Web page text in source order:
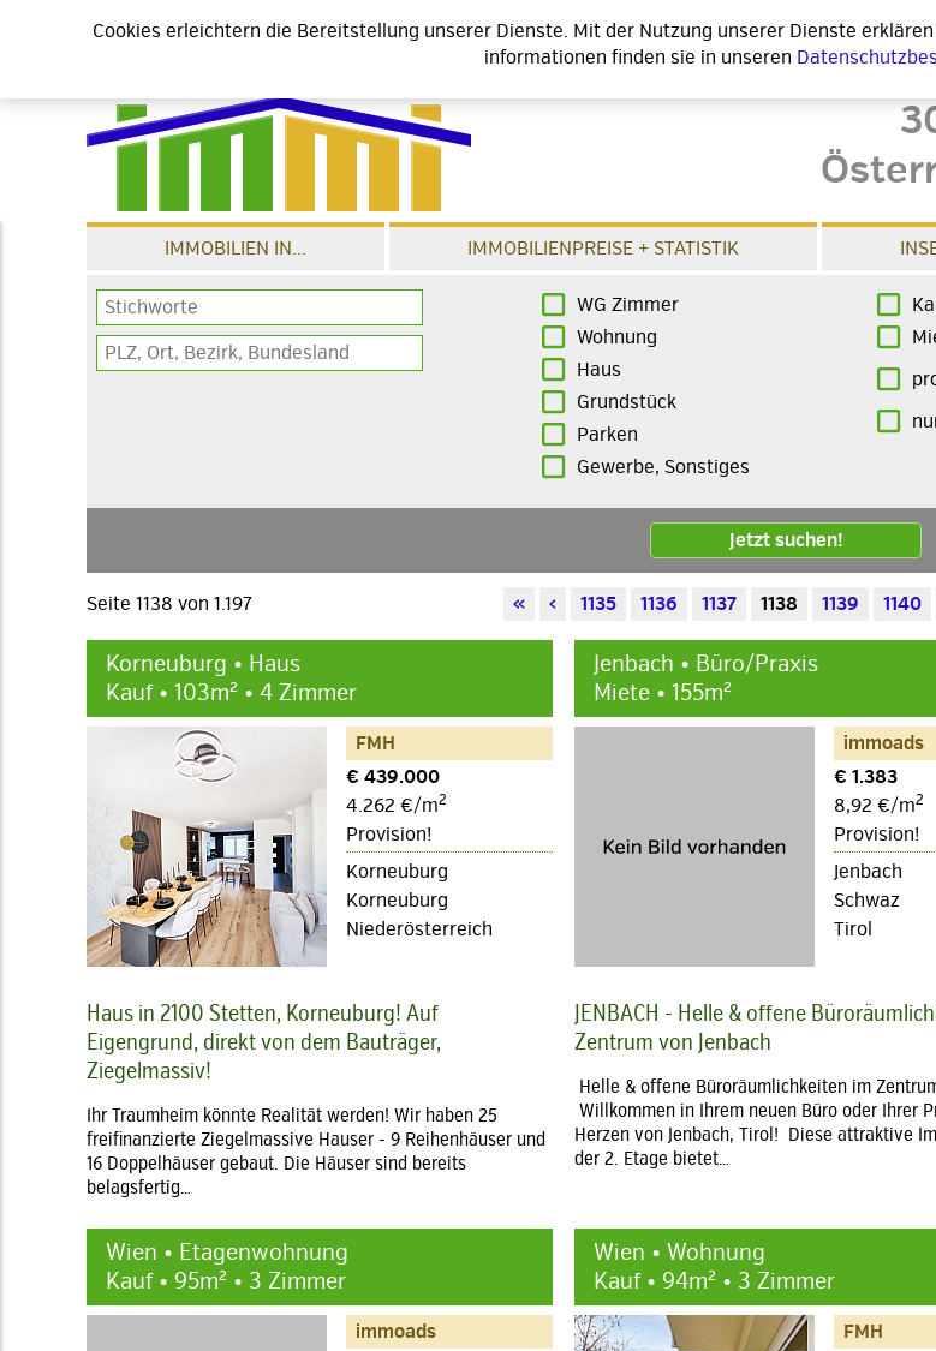
IMMOBILIEN IN... IMMOBILIENPREISE + STATISTIK
WG Zimmer
Wohnung
Haus
Grundstück
Parken
Gewerbe, Sonstiges
Jetzt suchen!
Seite 1138 von 1.197 « ‹ 1135 1136 1137 1138 1139 1140
Korneuburg • Haus
Kauf • 103m² • 4 Zimmer
FMH
€ 439.000
4.262 €/m2
Provision!
Korneuburg
Korneuburg
Niederösterreich
Haus in 2100 Stetten, Korneuburg! Auf
Eigengrund, direkt von dem Bauträger,
Ziegelmassiv!
Ihr Traumheim könnte Realität werden! Wir haben 25
freifinanzierte Ziegelmassive Hauser - 9 Reihenhäuser und
16 Doppelhäuser gebaut. Die Häuser sind bereits
belagsfertig…
Jenbach • Büro/Praxis
Miete • 155m²
immoads
€ 1.383
8,92 €/m2
Provision!
Jenbach
Schwaz
Tirol
JENBACH - Helle & offene
Zentrum von Jenbach
Helle & offene Büroräumlichkeiten im
Willkommen in Ihrem neuen Büro oder Ihrer
Herzen von Jenbach, Tirol! Diese attraktive
der 2. Etage bietet…
Wien • Etagenwohnung
Kauf • 95m² • 3 Zimmer
immoads
Wien • Wohnung
Kauf • 94m² • 3 Zimmer
FMH
Cookies erleichtern die Bereitstellung unserer Dienste. Mit der Nutzung unserer Dienste
informationen finden sie in unseren